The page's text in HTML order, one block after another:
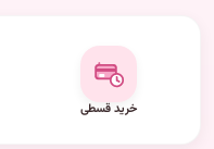
خرید قسطی